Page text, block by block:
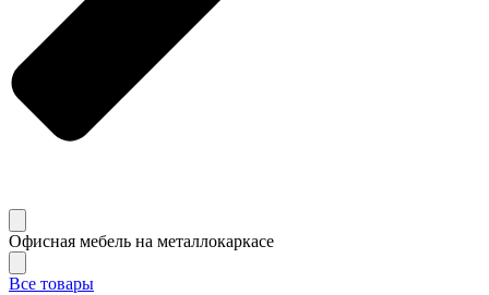
Офисная мебель на металлокаркасе
Все товары